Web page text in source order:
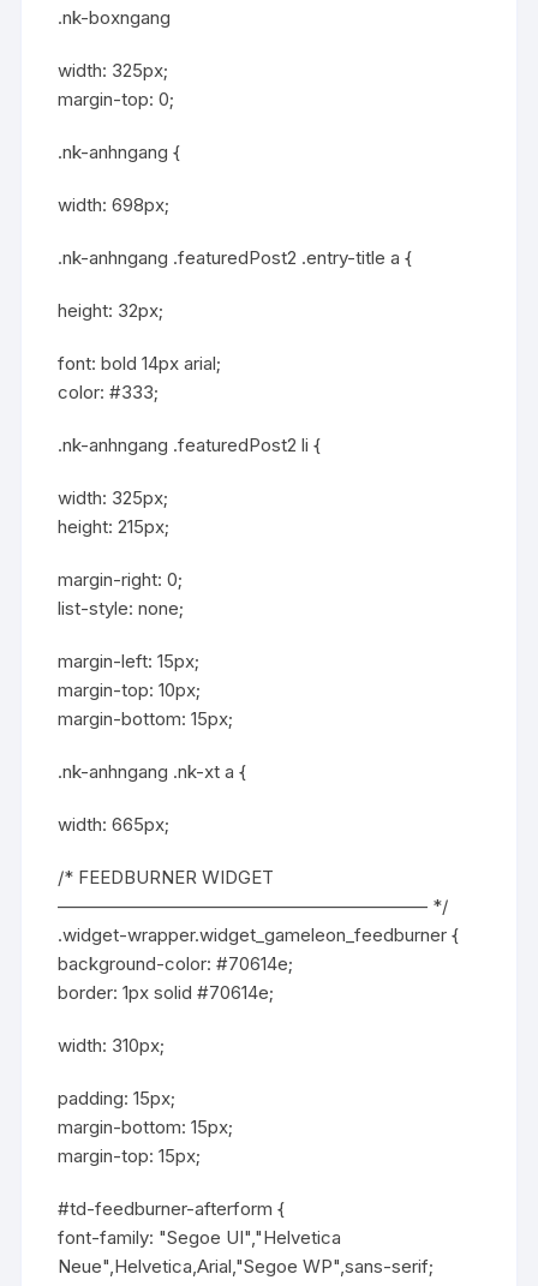
.nk-boxngang
width: 325px;
margin-top: 0;
.nk-anhngang {
width: 698px;
.nk-anhngang .featuredPost2 .entry-title a {
height: 32px;
font: bold 14px arial;
color: #333;
.nk-anhngang .featuredPost2 li {
width: 325px;
height: 215px;
margin-right: 0;
list-style: none;
margin-left: 15px;
margin-top: 10px;
margin-bottom: 15px;
.nk-anhngang .nk-xt a {
width: 665px;
/* FEEDBURNER WIDGET
————————————————————– */
.widget-wrapper.widget_gameleon_feedburner {
background-color: #70614e;
border: 1px solid #70614e;
width: 310px;
padding: 15px;
margin-bottom: 15px;
margin-top: 15px;
#td-feedburner-afterform {
font-family: "Segoe UI","Helvetica
Neue",Helvetica,Arial,"Segoe WP",sans-serif;